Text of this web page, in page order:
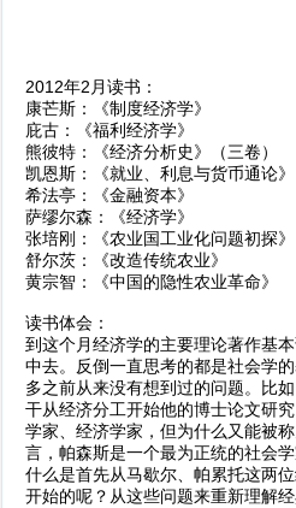
2012年2月读书：
康芒斯：《制度经济学》
庇古：《福利经济学》
熊彼特：《经济分析史》（三卷）
凯恩斯：《就业、利息与货币通论》
希法亭：《金融资本》
萨缪尔森：《经济学》
张培刚：《农业国工业化问题初探》
舒尔茨：《改造传统农业》
黄宗智：《中国的隐性农业革命》
读书体会：
到这个月经济学的主要理论著作基
中去。反倒一直思考的都是社会学
多之前从来没有想到过的问题。比
干从经济分工开始他的博士论文研
学家、经济学家，但为什么又能被
言，帕森斯是一个最为正统的社会
什么是首先从马歇尔、帕累托这两
开始的呢？从这些问题来重新理解